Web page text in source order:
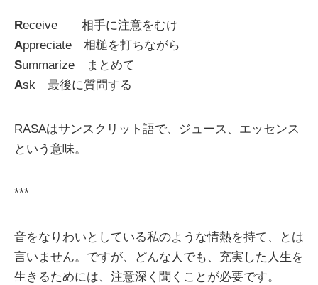
Receive 相手に注意をむけ
Appreciate 相槌を打ちながら
Summarize まとめて
Ask 最後に質問する
RASAはサンスクリット語で、ジュース、エッセンス
という意味。
***
音をなりわいとしている私のような情熱を持て、とは
言いません。ですが、どんな人でも、充実した人生を
生きるためには、注意深く聞くことが必要です。